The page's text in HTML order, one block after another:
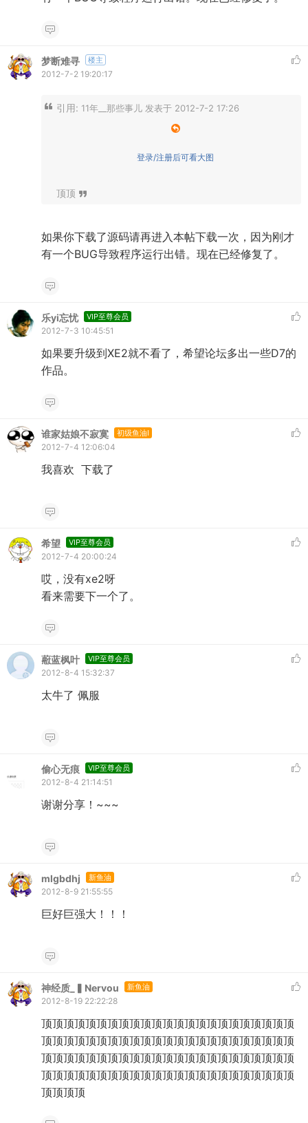
梦断难寻 楼主
2012-7-2 19:20:17
引用: 11年__那些事儿 发表于 2012-7-2 17:26
登录/注册后可看大图
顶顶
如果你下载了源码请再进入本帖下载一次，因为刚才
有一个BUG导致程序运行出错。现在已经修复了。
乐yi忘忧 VIP至尊会员
2012-7-3 10:45:51
如果要升级到XE2就不看了，希望论坛多出一些D7的
作品。
谁家姑娘不寂寞 初级鱼油I
2012-7-4 12:06:04
我喜欢 下载了
希望 VIP至尊会员
2012-7-4 20:00:24
哎，没有xe2呀
看来需要下一个了。
藯蓝枫叶 VIP至尊会员
2012-8-4 15:32:37
太牛了 佩服
偷心无痕 VIP至尊会员
2012-8-4 21:14:51
谢谢分享！~~~
mlgbdhj 新鱼油
2012-8-9 21:55:55
巨好巨强大！！！
神经质_▍Nervou 新鱼油
2012-8-19 22:22:28
顶顶顶顶顶顶顶顶顶顶顶顶顶顶顶顶顶顶顶顶顶顶顶
顶顶顶顶顶顶顶顶顶顶顶顶顶顶顶顶顶顶顶顶顶顶顶
顶顶顶顶顶顶顶顶顶顶顶顶顶顶顶顶顶顶顶顶顶顶顶
顶顶顶顶顶顶顶顶顶顶顶顶顶顶顶顶顶顶顶顶顶顶顶
顶顶顶顶